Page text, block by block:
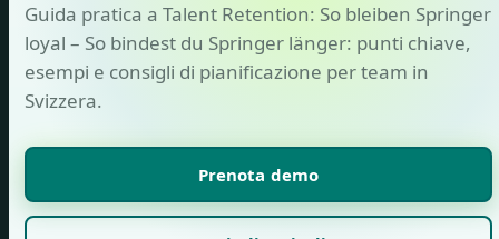
Guida pratica a Talent Retention: So bleiben Springer
loyal – So bindest du Springer länger: punti chiave,
esempi e consigli di pianificazione per team in
Svizzera.
Prenota demo